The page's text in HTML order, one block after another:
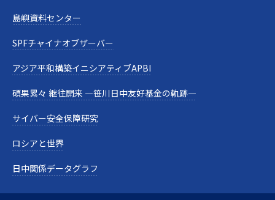
島嶼資料センター
SPFチャイナオブザーバー
アジア平和構築イニシアティブAPBI
碩果累々 継往開来 —笹川日中友好基金の軌跡—
サイバー安全保障研究
ロシアと世界
日中関係データグラフ